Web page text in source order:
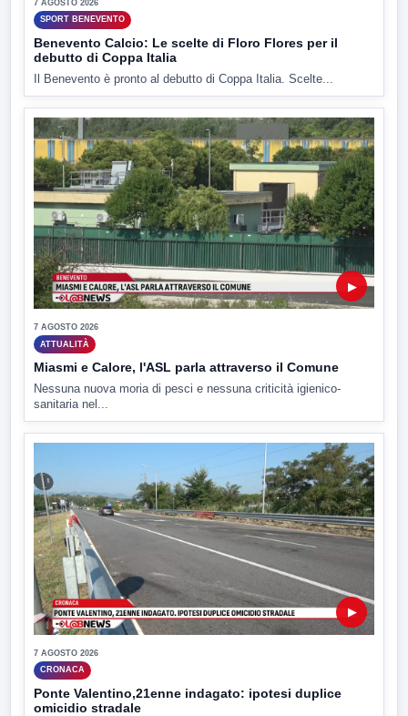
7 AGOSTO 2026
SPORT BENEVENTO
Benevento Calcio: Le scelte di Floro Flores per il
debutto di Coppa Italia
Il Benevento è pronto al debutto di Coppa Italia. Scelte...
▶
7 AGOSTO 2026
ATTUALITÀ
Miasmi e Calore, l'ASL parla attraverso il Comune
Nessuna nuova moria di pesci e nessuna criticità igienico-
sanitaria nel...
▶
7 AGOSTO 2026
CRONACA
Ponte Valentino,21enne indagato: ipotesi duplice
omicidio stradale